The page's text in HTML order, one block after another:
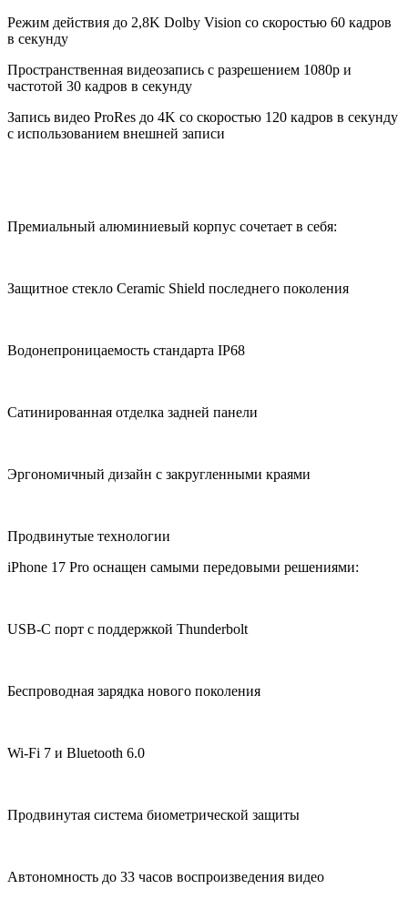
Режим действия до 2,8K Dolby Vision со скоростью 60 кадров
в секунду
Пространственная видеозапись с разрешением 1080p и
частотой 30 кадров в секунду
Запись видео ProRes до 4K со скоростью 120 кадров в секунду
с использованием внешней записи
Премиальный алюминиевый корпус сочетает в себя:
Защитное стекло Ceramic Shield последнего поколения
Водонепроницаемость стандарта IP68
Сатинированная отделка задней панели
Эргономичный дизайн с закругленными краями
Продвинутые технологии
iPhone 17 Pro оснащен самыми передовыми решениями:
USB-C порт с поддержкой Thunderbolt
Беспроводная зарядка нового поколения
Wi-Fi 7 и Bluetooth 6.0
Продвинутая система биометрической защиты
Автономность до 33 часов воспроизведения видео